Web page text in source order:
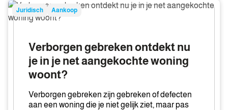
Verborgen
gebreken
aangekochte
Juridisch Aankoop
Verborgen gebreken ontdekt nu
je in je net aangekochte woning
woont?
Verborgen gebreken zijn gebreken of defecten
aan een woning die je niet gelijk ziet, maar pas